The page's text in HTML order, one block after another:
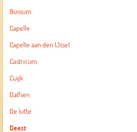
Bussum
Capelle
Capelle aan den IJssel
Castricum
Cuijk
Dalfsen
De lutte
Deest